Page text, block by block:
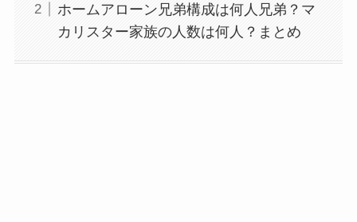
ホームアローン兄弟構成は何人兄弟？マ
カリスター家族の人数は何人？まとめ